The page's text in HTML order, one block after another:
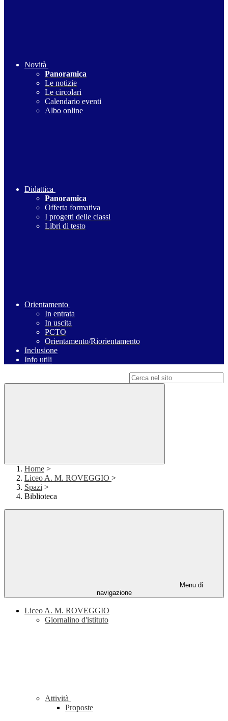
Novità
Panoramica
Le notizie
Le circolari
Calendario eventi
Albo online
Didattica
Panoramica
Offerta formativa
I progetti delle classi
Libri di testo
Orientamento
In entrata
In uscita
PCTO
Orientamento/Riorientamento
Inclusione
Info utili
Home >
Liceo A. M. ROVEGGIO >
Spazi >
Biblioteca
Menu di
navigazione
Liceo A. M. ROVEGGIO
Giornalino d'istituto
Attività
Proposte